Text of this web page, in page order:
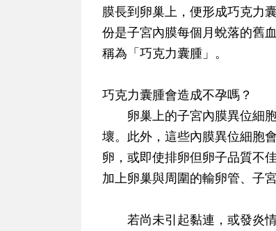
膜長到卵巢上，便形成巧克力
份是子宮內膜每個月蛻落的舊
稱為「巧克力囊腫」。
巧克力囊腫會造成不孕嗎？
卵巢上的子宮內膜異位細胞
壞。此外，這些內膜異位細胞
卵，或即使排卵但卵子品質不
加上卵巢與周圍的輸卵管、子
若尚未引起黏連，或發炎情